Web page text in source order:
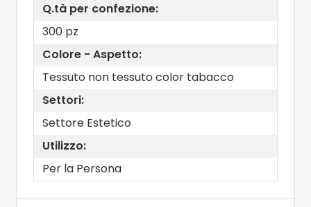
Q.tà per confezione:
300 pz
Colore - Aspetto:
Tessuto non tessuto color tabacco
Settori:
Settore Estetico
Utilizzo:
Per la Persona